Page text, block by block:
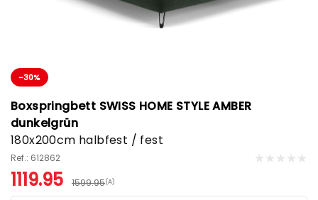
-30%
Boxspringbett SWISS HOME STYLE AMBER
dunkelgrün
180x200cm halbfest / fest
Ref.: 612862
1119.95 1599.95(A)